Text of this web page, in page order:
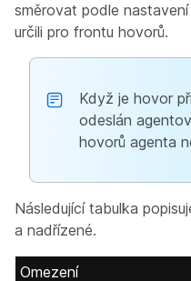
směrovat podle
určili pro frontu hovorů.
Když je hovor
odeslán
hovorů agenta
Následující tabulka
a nadřízené.
Omezení